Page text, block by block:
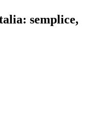
semplice,